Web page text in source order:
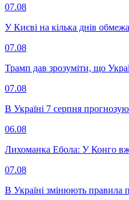
07.08
У Києві на кілька днів
07.08
Трамп дав зрозуміти, що
07.08
В Україні 7 серпня
06.08
Лихоманка Ебола: У Конго
07.08
В Україні змінюють правила